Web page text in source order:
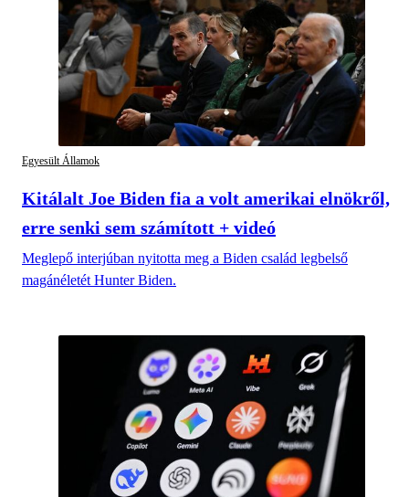
Egyesült Államok
Kitálalt Joe Biden fia a volt amerikai elnökről,
erre senki sem számított + videó
Meglepő interjúban nyitotta meg a Biden család legbelső
magánéletét Hunter Biden.